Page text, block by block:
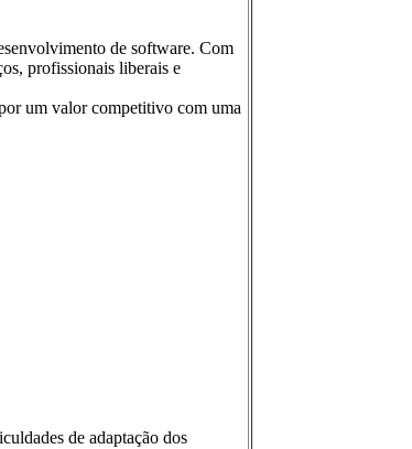
de software. Com
profissionais liberais e
um valor competitivo com uma
de adaptação dos